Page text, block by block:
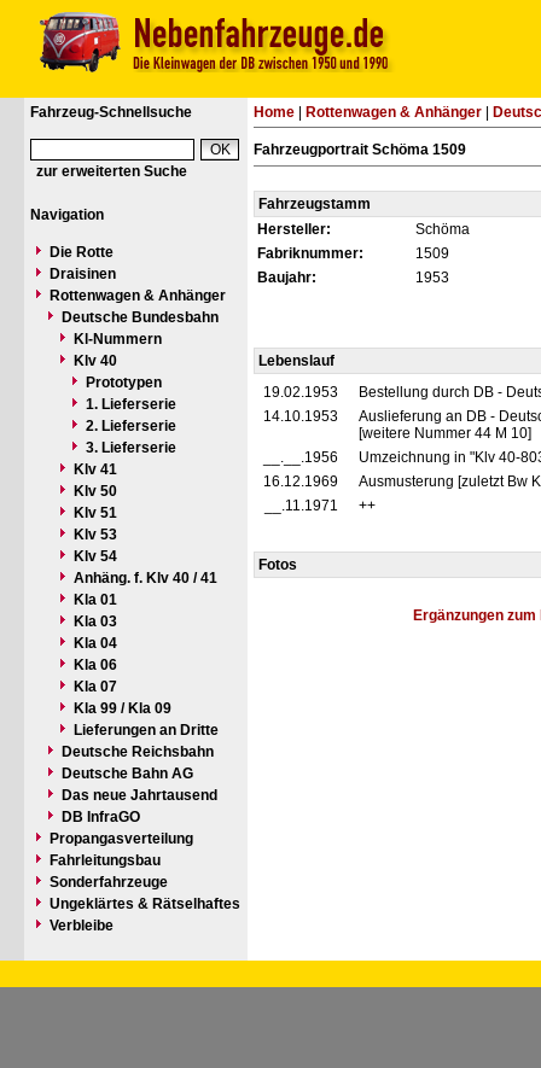
Fahrzeug-Schnellsuche
zur erweiterten Suche
Navigation
Die Rotte
Draisinen
Rottenwagen & Anhänger
Deutsche Bundesbahn
Kl-Nummern
Klv 40
Prototypen
1. Lieferserie
2. Lieferserie
3. Lieferserie
Klv 41
Klv 50
Klv 51
Klv 53
Klv 54
Anhäng. f. Klv 40 / 41
Kla 01
Kla 03
Kla 04
Kla 06
Kla 07
Kla 99 / Kla 09
Lieferungen an Dritte
Deutsche Reichsbahn
Deutsche Bahn AG
Das neue Jahrtausend
DB InfraGO
Propangasverteilung
Fahrleitungsbau
Sonderfahrzeuge
Ungeklärtes & Rätselhaftes
Verbleibe
Home Rottenwagen & Anhänger
Fahrzeugportrait Schöma 1509
Fahrzeugstamm
Hersteller:
Schöma
Fabriknummer:
1509
Baujahr:
1953
Lebenslauf
19.02.1953
Bestellung durch DB -
14.10.1953
Auslieferung an DB -
[weitere Nummer 44 M 10]
__.__.1956
Umzeichnung in "Klv 40-
16.12.1969
Ausmusterung [zuletzt Bw
__.11.1971
++
Fotos
Ergänzungen